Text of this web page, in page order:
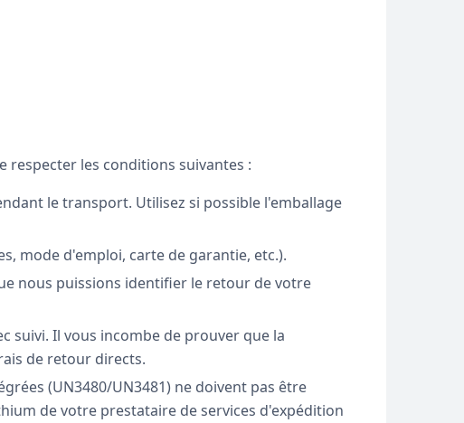
les conditions suivantes :
le transport. Utilisez si possible l'emballage
mode d'emploi, carte de garantie, etc.).
nous puissions identifier le retour de votre
suivi. Il vous incombe de prouver que la
de retour directs.
(UN3480/UN3481) ne doivent pas être
de votre prestataire de services d'expédition